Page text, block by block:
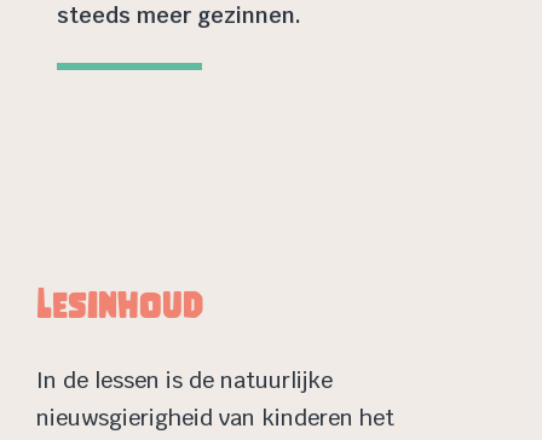
steeds meer gezinnen.
Lesinhoud
In de lessen is de natuurlijke
nieuwsgierigheid van kinderen het